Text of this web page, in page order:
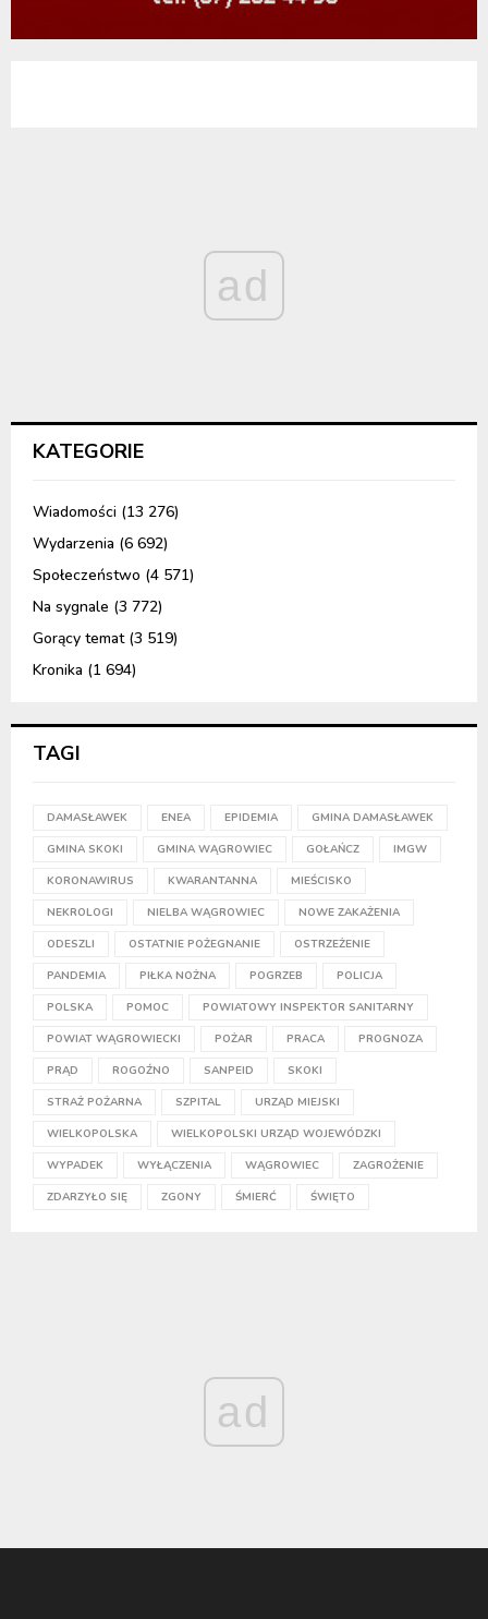
ad
KATEGORIE
Wiadomości (13 276)
Wydarzenia (6 692)
Społeczeństwo (4 571)
Na sygnale (3 772)
Gorący temat(3 519)
Kronika (1 694)
TAGI
DAMASŁAWEK ENEA EPIDEMIA GMINA DAMASŁAWEK
GMINA SKOKI GMINA WĄGROWIEC GOŁAŃCZ IMGW
KORONAWIRUS KWARANTANNA MIEŚCISKO
NEKROLOGI NIELBA WĄGROWIEC NOWE ZAKAŻENIA
ODESZLI OSTATNIE POŻEGNANIE OSTRZEŻENIE
PANDEMIA PIŁKA NOŻNA POGRZEB POLICJA
POLSKA POMOC POWIATOWY INSPEKTOR SANITARNY
POWIAT WĄGROWIECKI POŻAR PRACA PROGNOZA
PRĄD ROGOŹNO SANPEID SKOKI
STRAŻ POŻARNA SZPITAL URZĄD MIEJSKI
WIELKOPOLSKA WIELKOPOLSKI URZĄD WOJEWÓDZKI
WYPADEK WYŁĄCZENIA WĄGROWIEC ZAGROŻENIE
ZDARZYŁO SIĘ ZGONY ŚMIERĆ ŚWIĘTO
ad